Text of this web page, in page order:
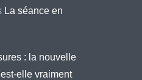
La séance en
: la nouvelle
elle vraiment